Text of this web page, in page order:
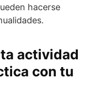
hacerse
actividad
con tu